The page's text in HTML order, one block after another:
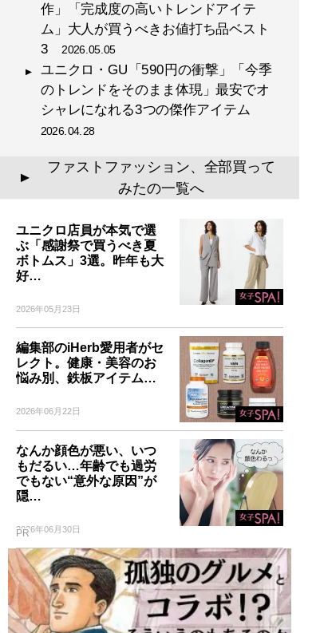
作」「完成度の高いトレンドアイテ
ム」大人が買うべきお値打ち品ベスト
3 2026.05.05
ユニクロ・GU「590円の衝撃」「今季
のトレンドをそのまま体現」最安でオ
シャレになれる3つの傑作アイテム
2026.04.28
▲
ファストファッション、全部買って
みたの一覧へ
ユニクロ店員が本気で選
ぶ「感謝祭で買うべき夏
ボトムス」3選。昨年も大
好…
2026年05月23日
編集部のiHerb愛用者がセ
レクト。健康・美容のお
悩み別、鉄板アイテム…
2026年06月22日
なんか顔色が悪い、いつ
もだるい…年齢でも過労
でもない“意外な原因”が
隠…
2026年06月30日
PR